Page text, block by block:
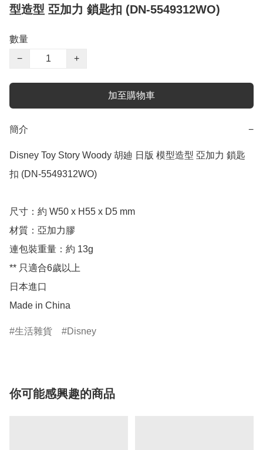
型造型 亞加力 鎖匙扣 (DN-5549312WO)
數量
−
+
加至購物車
簡介 −
Disney Toy Story Woody 胡廸 日版 模型造型 亞加力 鎖匙
扣 (DN-5549312WO)
尺寸：約 W50 x H55 x D5 mm
材質：亞加力膠
連包裝重量：約 13g
** 只適合6歲以上
日本進口
Made in China
生活雜貨 Disney
你可能感興趣的商品